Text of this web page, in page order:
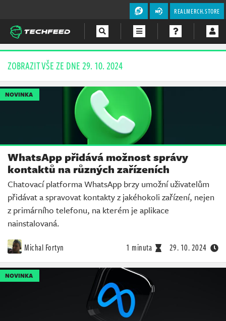
REALMERCH.STORE
Magazín
Videa
ZOBRAZIT VŠE ZE DNE 29. 10. 2024
NOVINKA
WhatsApp přidává možnost správy
kontaktů na různých zařízeních
Chatovací platforma WhatsApp brzy umožní uživatelům
přidávat a spravovat kontakty z jakéhokoli zařízení, nejen
z primárního telefonu, na kterém je aplikace
nainstalovaná.
Michal Fortyn 1 minuta 29. 10. 2024
NOVINKA